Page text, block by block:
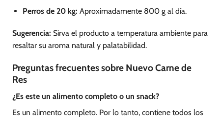
Perros de 20 kg: Aproximadamente 800 g al día.
Sugerencia: Sirva el producto a temperatura ambiente para
resaltar su aroma natural y palatabilidad.
Preguntas frecuentes sobre Nuevo Carne de
Res
¿Es este un alimento completo o un snack?
Es un alimento completo. Por lo tanto, contiene todos los